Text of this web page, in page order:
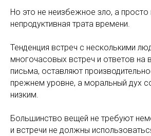
Но это не неизбежное зло, а
непродуктивная трата времени.
Тенденция встреч с несколькими
многочасовых встреч и ответов на
письма, оставляют
прежнем уровне, а моральный дух
низким.
Большинство вещей не требуют
и встречи не должны